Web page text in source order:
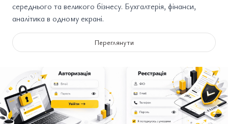
середнього та великого бізнесу. Бухгалтерія, фінанси,
аналітика в одному екрані.
Переглянути